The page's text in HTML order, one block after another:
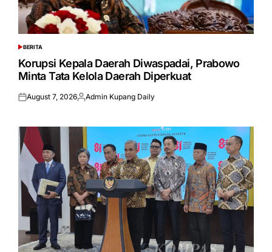
POSTED
IN
BERITA
Korupsi Kepala Daerah Diwaspadai, Prabowo
Minta Tata Kelola Daerah Diperkuat
Posted
August 7, 2026Posted
Admin Kupang Daily